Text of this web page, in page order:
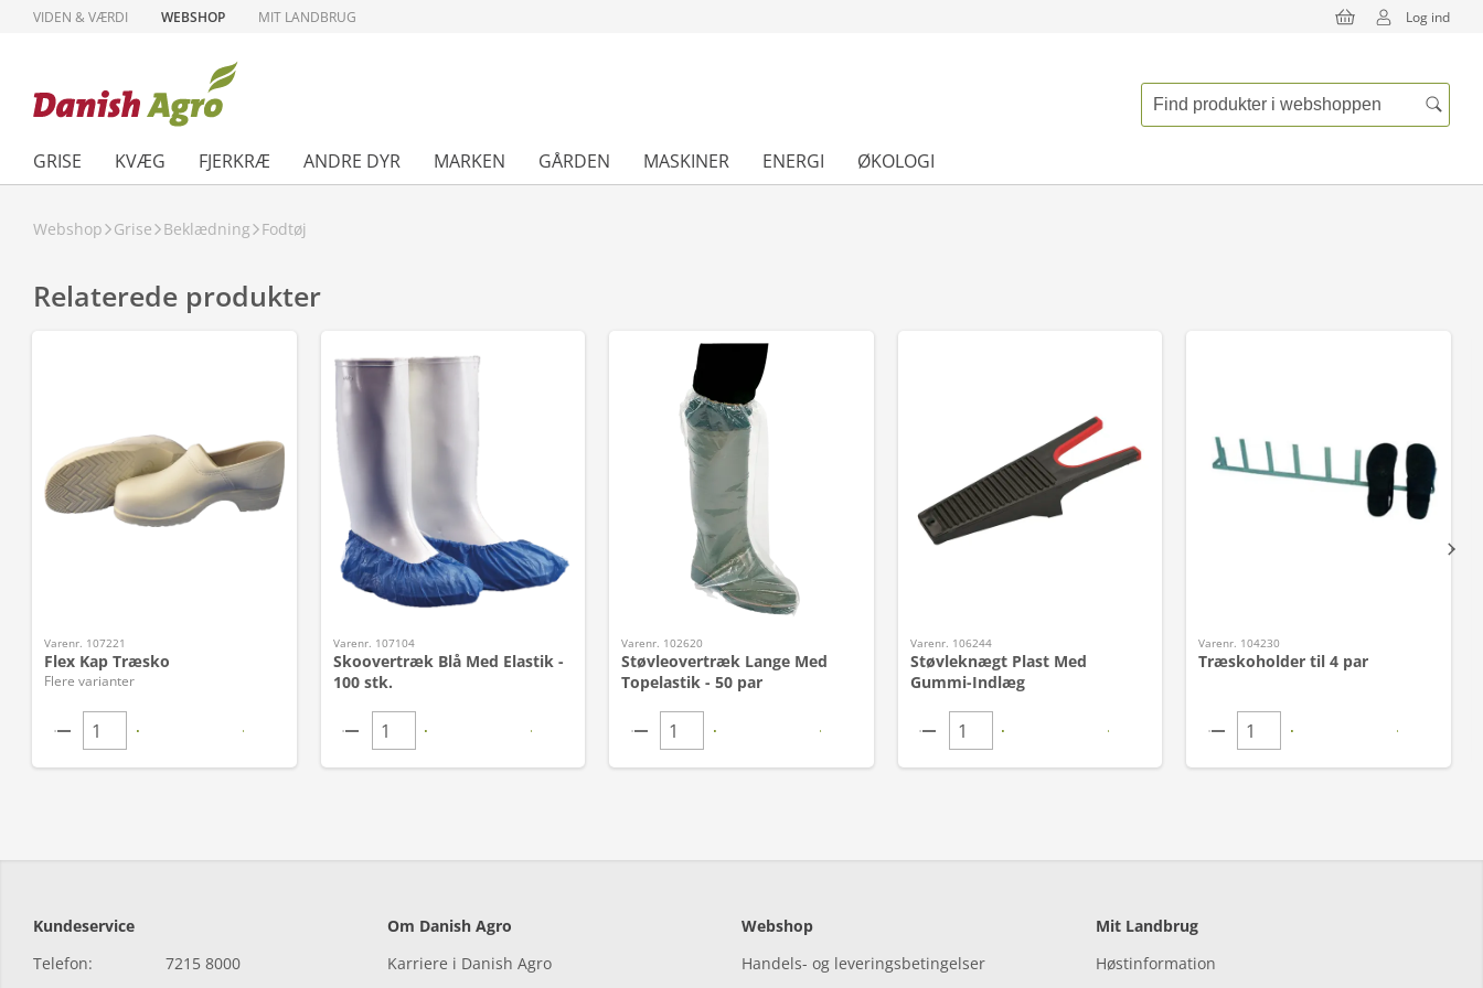
VIDEN & VÆRDI WEBSHOP MIT LANDBRUG Log ind
GRISE KVÆG FJERKRÆ ANDRE DYR MARKEN GÅRDEN MASKINER ENERGI ØKOLOGI
Webshop Grise Beklædning Fodtøj
Relaterede produkter
Varenr. 107221
Flex Kap Træsko
Flere varianter
Varenr. 107104
Skoovertræk Blå Med Elastik -
100 stk.
Varenr. 102620
Støvleovertræk Lange Med
Topelastik - 50 par
Varenr. 106244
Støvleknægt Plast Med
Gummi-Indlæg
Varenr. 104230
Træskoholder til 4 par
Kundeservice
Telefon:
7215 8000
Om Danish Agro
Karriere i Danish Agro
Webshop
Handels- og leveringsbetingelser
Mit Landbrug
Høstinformation